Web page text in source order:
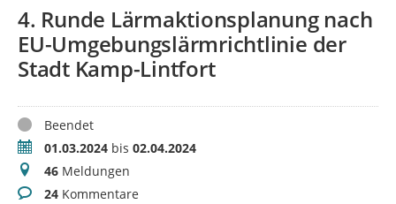
4. Runde Lärmaktionsplanung nach
EU-Umgebungslärmrichtlinie der
Stadt Kamp-Lintfort
StatusBeendet
Zeitraum01.03.2024 bis 02.04.2024
Meldungen
46 Meldungen
Kommentare
24 Kommentare